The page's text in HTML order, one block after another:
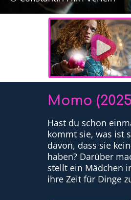
Momo
Hast du schon
kommt sie, was ist
davon, dass sie
haben? Darüber
stellt ein Mädchen
ihre Zeit für Dinge